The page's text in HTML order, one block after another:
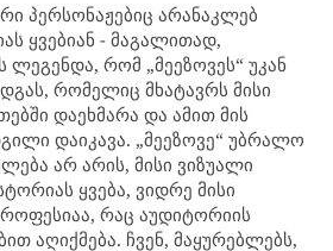
პერსონაჟებიც არანაკლებ
ყვებიან - მაგალითად,
ლეგენდა, რომ „მეეზოვეს“ უკან
რომელიც მხატავრს მისი
დაეხმარა და ამით მის
დაიკავა. „მეეზოვე“ უბრალო
არ არის, მისი ვიზუალი
ყვება, ვიდრე მისი
რაც აუდიტორიის
აღიქმება. ჩვენ, მაყურებლებს,